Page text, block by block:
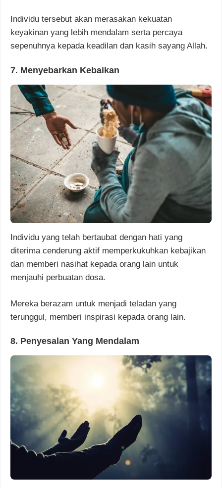
Individu tersebut akan merasakan kekuatan
keyakinan yang lebih mendalam serta percaya
sepenuhnya kepada keadilan dan kasih sayang Allah.
7. Menyebarkan Kebaikan
Individu yang telah bertaubat dengan hati yang
diterima cenderung aktif memperkukuhkan kebajikan
dan memberi nasihat kepada orang lain untuk
menjauhi perbuatan dosa.
Mereka berazam untuk menjadi teladan yang
terunggul, memberi inspirasi kepada orang lain.
8. Penyesalan Yang Mendalam